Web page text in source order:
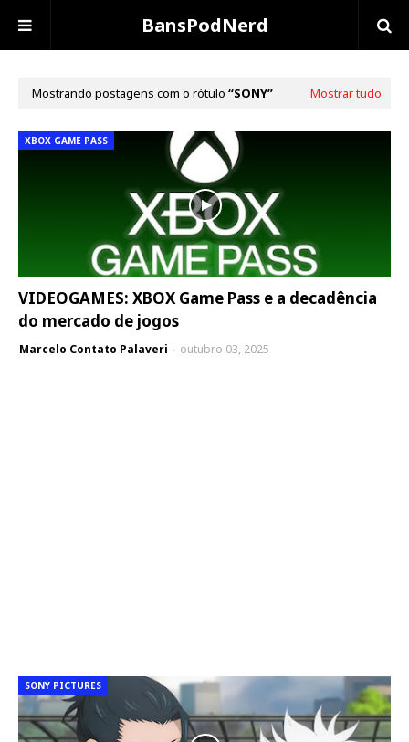
BansPodNerd
Mostrando postagens com o rótulo SONY Mostrar tudo
XBOX GAME PASS
VIDEOGAMES: XBOX Game Pass e a decadência
do mercado de jogos
Marcelo Contato Palaveri outubro 03, 2025
SONY PICTURES